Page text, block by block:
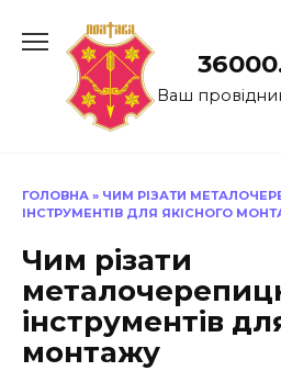
до
Ваш
ГОЛОВНА » ЧИМ РІЗАТИ
ІНСТРУМЕНТІВ ДЛЯ ЯКІСНОГО
Чим різати
інструментів
монтажу